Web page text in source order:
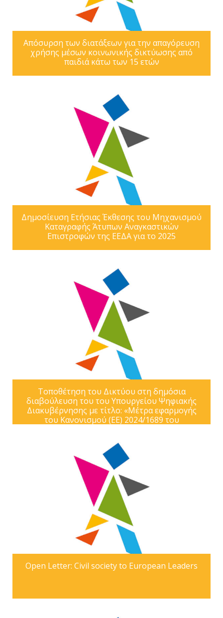
Απόσυρση των διατάξεων για την απαγόρευση
χρήσης μέσων κοινωνικής δικτύωσης από
παιδιά κάτω των 15 ετών
Δημοσίευση Ετήσιας Έκθεσης του Μηχανισμού
Καταγραφής Άτυπων Αναγκαστικών
Επιστροφών της ΕΕΔΑ για το 2025
Τοποθέτηση του Δικτύου στη δημόσια
διαβούλευση του του Υπουργείου Ψηφιακής
Διακυβέρνησης με τίτλο: «Μέτρα εφαρμογής
του Κανονισμού (ΕΕ) 2024/1689 του
(Kανονισμός για την τεχνητή νοημοσύνη) –
Open Letter: Civil society to European Leaders